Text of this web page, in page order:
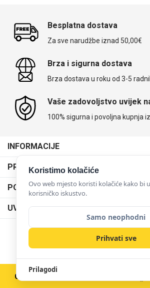
Besplatna dostava
Za sve narudžbe iznad 50,00€
Brza i sigurna dostava
Brza dostava u roku od 3-5
Vaše zadovoljstvo uvijek
100% sigurna i povoljna kupnja
INFORMACIJE
SVIJET MASKICA d.o.o.
Aleja javora 13, 10000 Zagreb
PRODAJNA MJESTA
Poslovnica Trešnjevka
Poslovnica Dubrava
Poslovnica Velika Gorica
Poslovnica Karlovac
Poslovnica Ilica
Poslovnica Križevci
PODRŠKA
Dostava
Postani partner
Zakupi franšizu
Kontakt
UVJETI KORIŠTENJA
Klub vjernosti
Obrazac za jednostrani raskid ugovora
Pravne napomene
NAČINI PLAĆANJA
Copyright © 2026 Maskice.hr
Koristimo kolačiće
Ovo web mjesto koristi kolačiće kako bi
korisničko iskustvo.
Samo neophodni
Prihvati sve
Prilagodi